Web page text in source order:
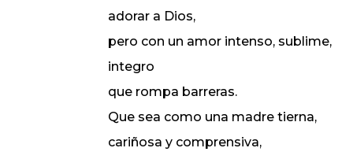
adorar a Dios,
pero con un amor intenso, sublime,
integro
que rompa barreras.
Que sea como una madre tierna,
cariñosa y comprensiva,